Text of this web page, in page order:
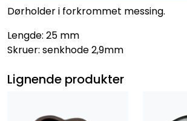
Dørholder i forkrommet messing.
Lengde: 25 mm
Skruer: senkhode 2,9mm
Lignende produkter